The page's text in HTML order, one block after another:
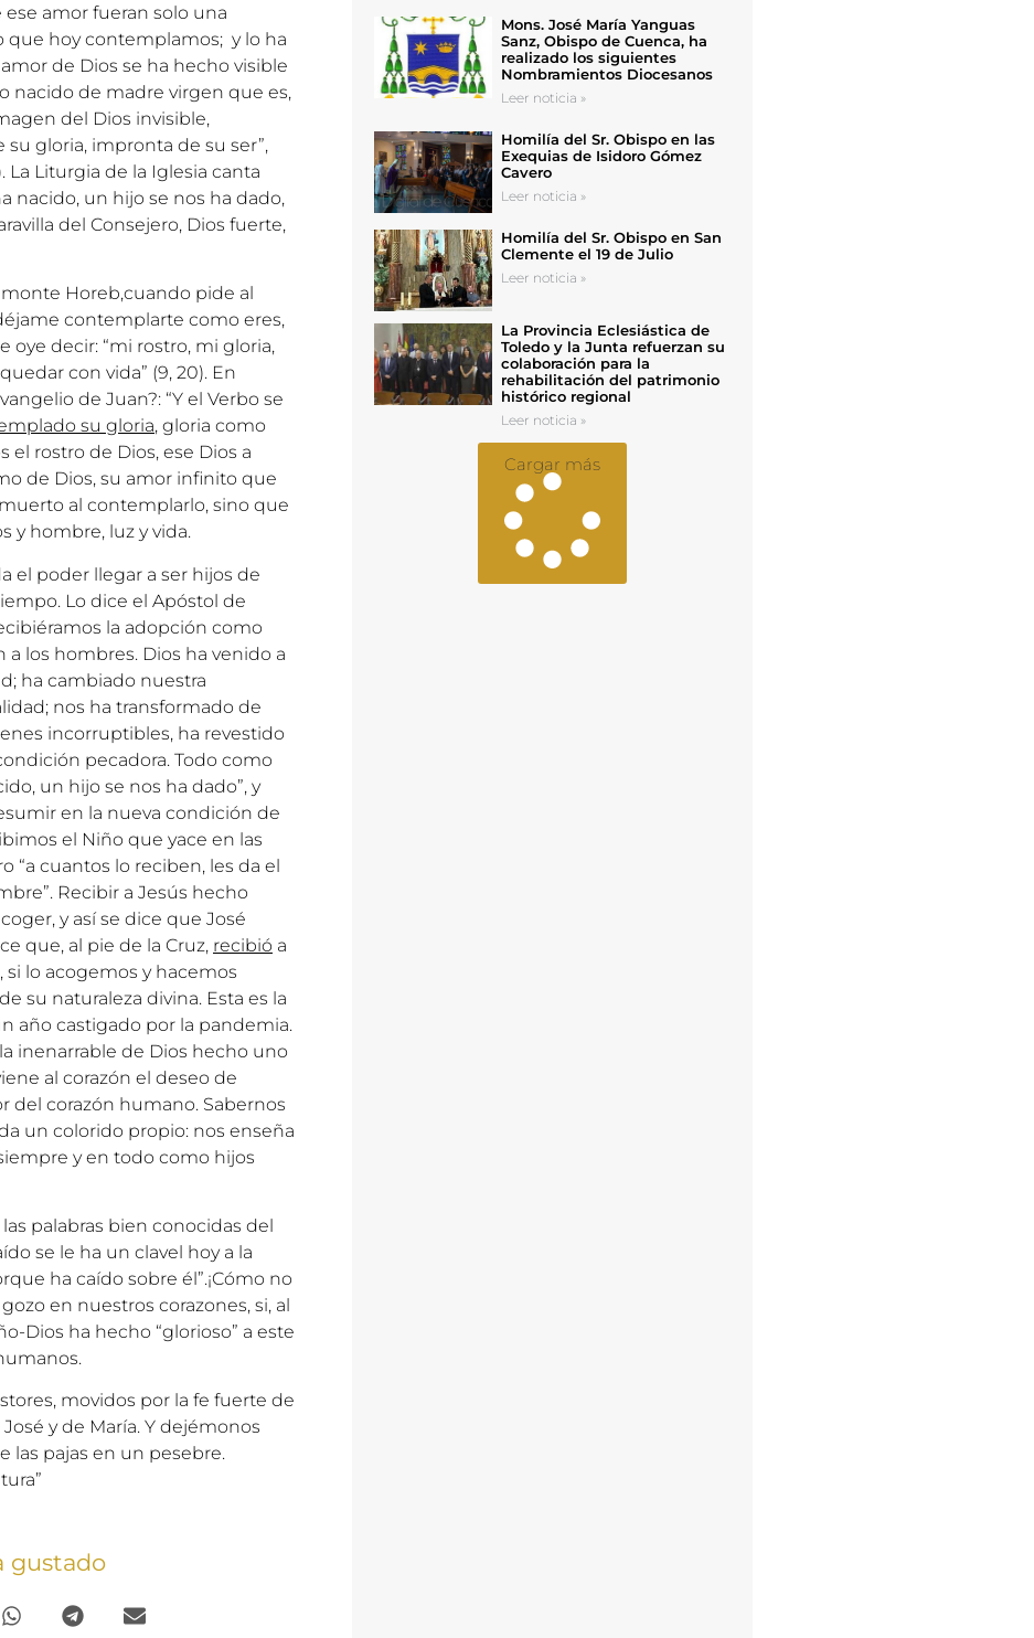
amor fueran solo una
que hoy contemplamos; y lo ha
de Dios se ha hecho visible
nacido de madre virgen que es,
del Dios invisible,
su gloria, impronta de su ser”,
La Liturgia de la Iglesia canta
nacido, un hijo se nos ha dado,
del Consejero, Dios fuerte,
Horeb,cuando pide al
contemplarte como eres,
oye decir: “mi rostro, mi gloria,
con vida” (9, 20). En
de Juan?: “Y el Verbo se
su gloria, gloria como
el rostro de Dios, ese Dios a
de Dios, su amor infinito que
al contemplarlo, sino que
y hombre, luz y vida.
el poder llegar a ser hijos de
Lo dice el Apóstol de
la adopción como
a los hombres. Dios ha venido a
ha cambiado nuestra
nos ha transformado de
incorruptibles, ha revestido
pecadora. Todo como
un hijo se nos ha dado”, y
en la nueva condición de
el Niño que yace en las
“a cuantos lo reciben, les da el
Recibir a Jesús hecho
y así se dice que José
que, al pie de la Cruz, recibió a
si lo acogemos y hacemos
su naturaleza divina. Esta es la
año castigado por la pandemia.
inenarrable de Dios hecho uno
al corazón el deseo de
del corazón humano. Sabernos
un colorido propio: nos enseña
y en todo como hijos
palabras bien conocidas del
se le ha un clavel hoy a la
ha caído sobre él”.¡Cómo no
en nuestros corazones, si, al
Dios ha hecho “glorioso” a este
movidos por la fe fuerte de
y de María. Y dejémonos
las pajas en un pesebre.
gustado
Mons. José María Yanguas
Sanz, Obispo de Cuenca, ha
realizado los siguientes
Nombramientos Diocesanos
Leer noticia »
Homilía del Sr. Obispo en las
Exequias de Isidoro Gómez
Cavero
Leer noticia »
Homilía del Sr. Obispo en San
Clemente el 19 de Julio
Leer noticia »
La Provincia Eclesiástica de
Toledo y la Junta refuerzan su
colaboración para la
rehabilitación del patrimonio
histórico regional
Leer noticia »
Cargar más